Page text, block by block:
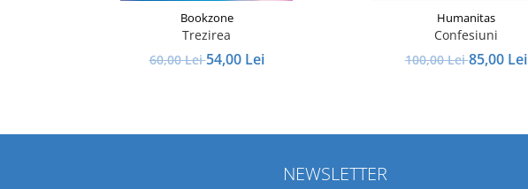
Bookzone
Trezirea
60,00 Lei54,00 Lei
Humanitas
Confesiuni
100,00 Lei85,00 Lei
NEWSLETTER